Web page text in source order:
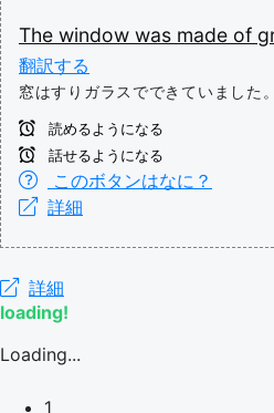
The window was made of
翻訳する
窓はすりガラスでできていました。
読めるようになる
話せるようになる
このボタンはなに？
詳細
詳細
loading!
Loading...
1